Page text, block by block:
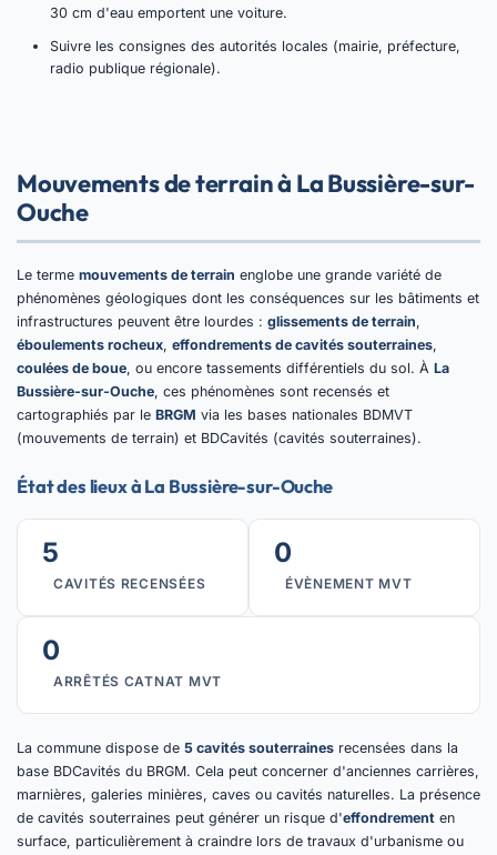
30 cm d'eau emportent une voiture.
Suivre les consignes des autorités locales (mairie, préfecture,
radio publique régionale).
Mouvements de terrain à La Bussière-sur-
Ouche
Le terme mouvements de terrain englobe une grande variété de
phénomènes géologiques dont les conséquences sur les bâtiments et
infrastructures peuvent être lourdes : glissements de terrain,
éboulements rocheux, effondrements de cavités souterraines,
coulées de boue, ou encore tassements différentiels du sol. À La
Bussière-sur-Ouche, ces phénomènes sont recensés et
cartographiés par le BRGM via les bases nationales BDMVT
(mouvements de terrain) et BDCavités (cavités souterraines).
État des lieux à La Bussière-sur-Ouche
5
CAVITÉS RECENSÉES
0
ÉVÈNEMENT MVT
0
ARRÊTÉS CATNAT MVT
La commune dispose de 5 cavités souterraines recensées dans la
base BDCavités du BRGM. Cela peut concerner d'anciennes carrières,
marnières, galeries minières, caves ou cavités naturelles. La présence
de cavités souterraines peut générer un risque d'effondrement en
surface, particulièrement à craindre lors de travaux d'urbanisme ou